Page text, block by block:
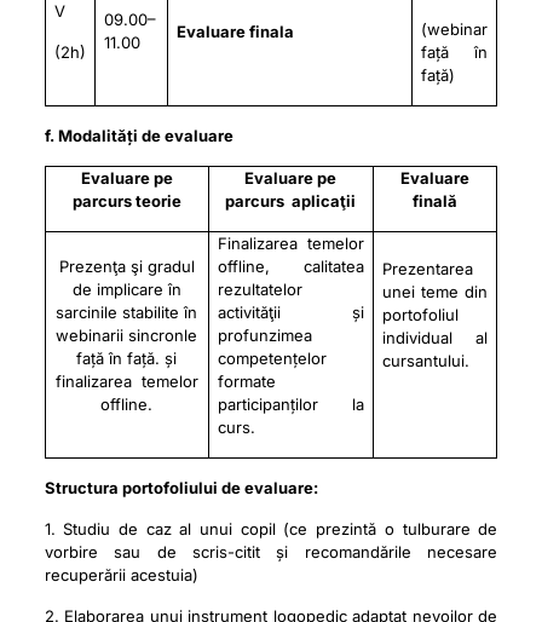
V
(2h)
09.00–
11.00
Evaluare finala
(webinar
față în
față)
f. Modalități de evaluare
Evaluare pe
parcurs teorie
Evaluare pe
parcurs aplicaţii
Evaluare
finală
Prezenţa şi gradul
de implicare în
sarcinile stabilite în
webinarii sincronle
față în față. și
finalizarea temelor
offline.
Finalizarea temelor
offline, calitatea
rezultatelor
activităţii și
profunzimea
competențelor
formate
participanților la
curs.
Prezentarea
unei teme din
portofoliul
individual al
cursantului.
Structura portofoliului de evaluare:
1. Studiu de caz al unui copil (ce prezintă o tulburare de
vorbire sau de scris-citit și recomandările necesare
recuperării acestuia)
2. Elaborarea unui instrument logopedic adaptat nevoilor de